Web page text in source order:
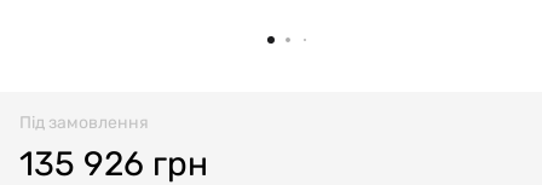
Під замовлення
135 926 грн